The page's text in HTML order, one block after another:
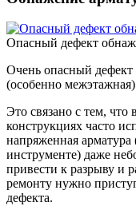
Опасный дефект
Очень опасный
(особенно
Это связано с тем,
конструкциях часто
напряженная
инструменте) даже
привести к разрыву и
ремонту нужно
дефекта.